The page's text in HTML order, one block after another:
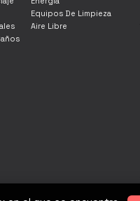
Equipos De Limpieza
Aire Libre